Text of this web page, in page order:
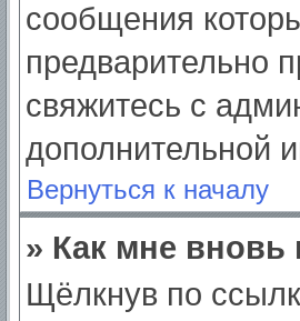
сообщения
предварительно
свяжитесь с
дополнительной
Вернуться к началу
» Как мне
Щёлкнув по